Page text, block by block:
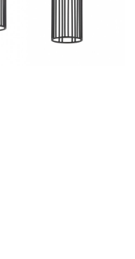
KM.